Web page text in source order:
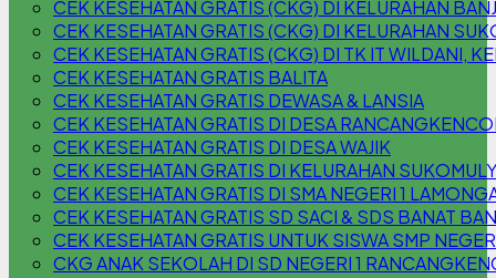
CEK KESEHATAN GRATIS (CKG) DI KELURAHAN
CEK KESEHATAN GRATIS (CKG) DI KELURAHAN
CEK KESEHATAN GRATIS (CKG) DI TK IT WILDANI,
CEK KESEHATAN GRATIS BALITA
CEK KESEHATAN GRATIS DEWASA & LANSIA
CEK KESEHATAN GRATIS DI DESA
CEK KESEHATAN GRATIS DI DESA WAJIK
CEK KESEHATAN GRATIS DI KELURAHAN
CEK KESEHATAN GRATIS DI SMA NEGERI 1
CEK KESEHATAN GRATIS SD SACI & SDS BANAT
CEK KESEHATAN GRATIS UNTUK SISWA SMP
CKG ANAK SEKOLAH DI SD NEGERI 1